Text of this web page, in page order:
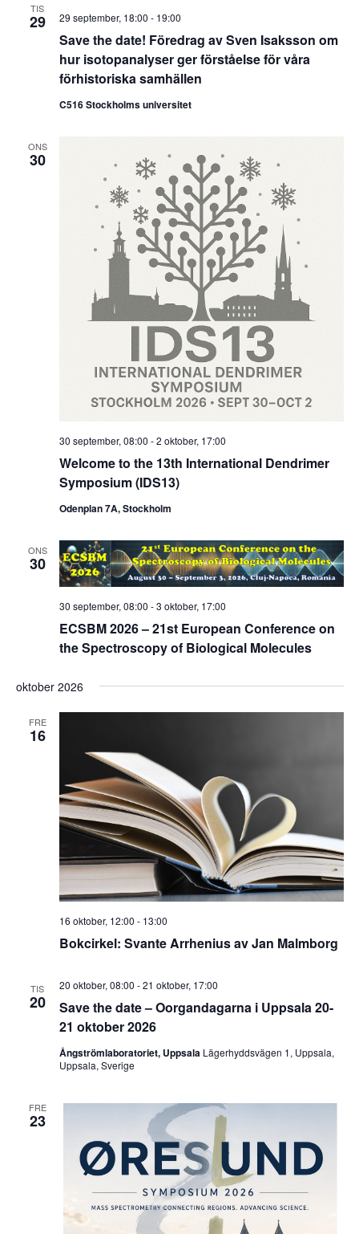
TIS
29
Save the date! Föredrag av Sven Isaksson om
hur isotopanalyser ger förståelse för våra
förhistoriska samhällen
29 september, 18:00 - 19:00
C516 Stockholms universitet
ONS
30
Welcome to the 13th International Dendrimer
Symposium (IDS13)
30 september, 08:00 -2 oktober, 17:00
Odenplan 7A, Stockholm
ONS
30
ECSBM 2026 – 21st European Conference on
the Spectroscopy of Biological Molecules
30 september, 08:00 -3 oktober, 17:00
oktober 2026
FRE
16
Bokcirkel: Svante Arrhenius av Jan Malmborg
16 oktober, 12:00 - 13:00
TIS
20
Save the date – Oorgandagarna i Uppsala 20-
21 oktober 2026
20 oktober, 08:00 -21 oktober, 17:00
Ångströmlaboratoriet, Uppsala Lägerhyddsvägen 1, Uppsala,
Uppsala, Sverige
FRE
23